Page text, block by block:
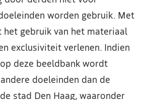
worden gebruik. Met
gebruik van het materiaal
exclusiviteit verlenen. Indien
deze beeldbank wordt
doeleinden dan de
stad Den Haag, waaronder